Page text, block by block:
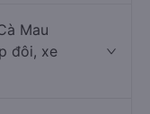
Mau
đôi, xe